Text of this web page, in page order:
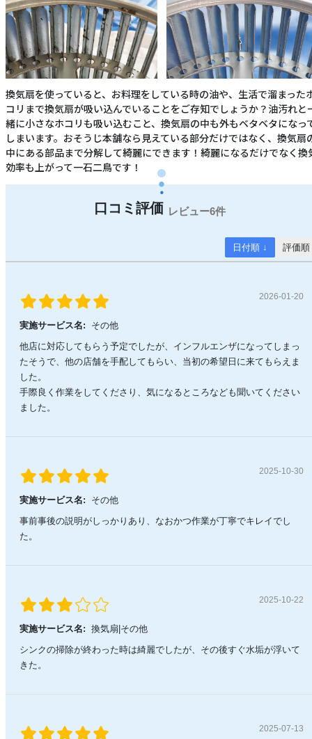
換気扇を使っていると、お料理をしている時の油や、生活で溜まった
コリまで換気扇が吸い込んでいることをご存知でしょうか？油汚れと
緒に小さなホコリも吸い込むこと、換気扇の中も外もベタベタになっ
しまいます。おそうじ本舗なら見えている部分だけではなく、換気扇
中にある部品まで分解して綺麗にできます！綺麗になるだけでなく換
効率も上がって一石二鳥です！
6件
日付順 ↓ 評価順
2026-01-20
実施サービス名:
その他
他店に対応してもらう予定でしたが、インフルエンザになってしまっ
たそうで、他の店舗を手配してもらい、当初の希望日に来てもらえま
した。
手際良く作業をしてくださり、気になるところなども聞いてください
ました。
2025-10-30
実施サービス名:
その他
事前事後の説明がしっかりあり、なおかつ作業が丁寧でキレイでし
た。
2025-10-22
実施サービス名: 換気扇|その他
シンクの掃除が終わった時は綺麗でしたが、その後すぐ水垢が浮いて
きた。
2025-07-13